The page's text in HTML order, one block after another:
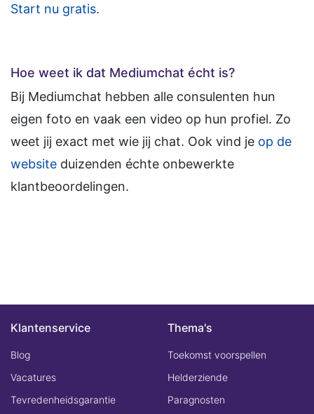
Start nu gratis.
Hoe weet ik dat Mediumchat écht is?
Bij Mediumchat hebben alle consulenten hun
eigen foto en vaak een video op hun profiel. Zo
weet jij exact met wie jij chat. Ook vind je op de
website duizenden échte onbewerkte
klantbeoordelingen.
Klantenservice
Blog
Vacatures
Tevredenheidsgarantie
Thema's
Toekomst voorspellen
Helderziende
Paragnosten